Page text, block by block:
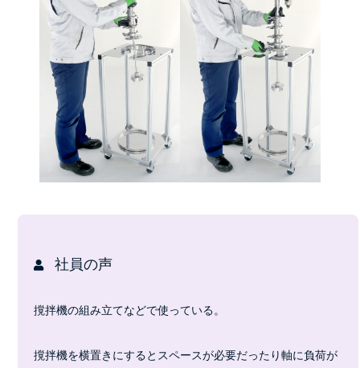
社員の声
撹拌機の組み立てなどで使っている。
撹拌機を横置きにするとスペースが必要だったり軸に負荷が